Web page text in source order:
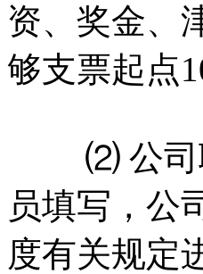
资、奖金、
够支票起点
⑵ 公司职
员填写，公
度有关规定